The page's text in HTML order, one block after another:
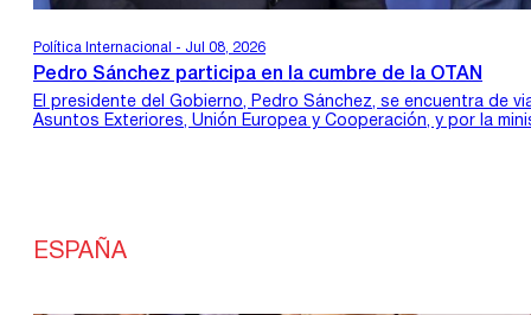
Política Internacional - Jul 08, 2026
Pedro Sánchez participa en la cumbre de la OTAN
El presidente del Gobierno, Pedro Sánchez, se encuentra de
Asuntos Exteriores, Unión Europea y Cooperación, y por la
ESPAÑA